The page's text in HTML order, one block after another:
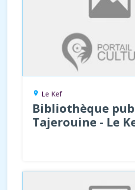
location_on Le Kef
Bibliothèque
Tajerouine - Le